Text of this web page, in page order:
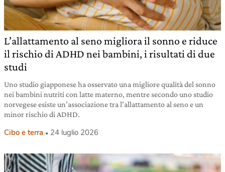
L’allattamento al seno migliora il sonno e riduce
il rischio di ADHD nei bambini, i risultati di due
studi
Uno studio giapponese ha osservato una migliore qualità del sonno
nei bambini nutriti con latte materno, mentre secondo uno studio
norvegese esiste un’associazione tra l’allattamento al seno e un
minor rischio di ADHD.
Cibo e terra 24 luglio 2026